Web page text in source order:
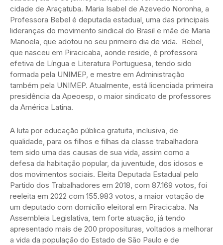
cidade de Araçatuba. Maria Isabel de Azevedo Noronha, a
Professora Bebel é deputada estadual, uma das principais
lideranças do movimento sindical do Brasil e mãe de Maria
Manoela, que adotou no seu primeiro dia de vida. Bebel,
que nasceu em Piracicaba, aonde reside, é professora
efetiva de Língua e Literatura Portuguesa, tendo sido
formada pela UNIMEP, e mestre em Administração
também pela UNIMEP. Atualmente, está licenciada primeira
presidência da Apeoesp, o maior sindicato de professores
da América Latina.
A luta por educação pública gratuita, inclusiva, de
qualidade, para os filhos e filhas da classe trabalhadora
tem sido uma das causas de sua vida, assim como a
defesa da habitação popular, da juventude, dos idosos e
dos movimentos sociais. Eleita Deputada Estadual pelo
Partido dos Trabalhadores em 2018, com 87.169 votos, foi
reeleita em 2022 com 155.983 votos, a maior votação de
um deputado com domicílio eleitoral em Piracicaba. Na
Assembleia Legislativa, tem forte atuação, já tendo
apresentado mais de 200 proposituras, voltados a melhorar
a vida da população do Estado de São Paulo e de